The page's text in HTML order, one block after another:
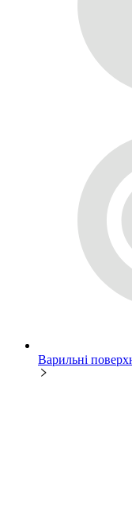
Варильні